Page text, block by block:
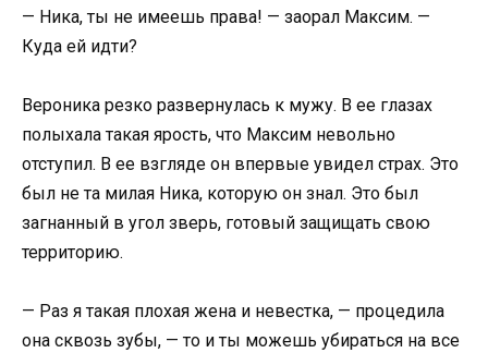
— Ника, ты не имеешь права! — заорал Максим. —
Куда ей идти?
Вероника резко развернулась к мужу. В ее глазах
полыхала такая ярость, что Максим невольно
отступил. В ее взгляде он впервые увидел страх. Это
был не та милая Ника, которую он знал. Это был
загнанный в угол зверь, готовый защищать свою
территорию.
— Раз я такая плохая жена и невестка, — процедила
она сквозь зубы, — то и ты можешь убираться на все